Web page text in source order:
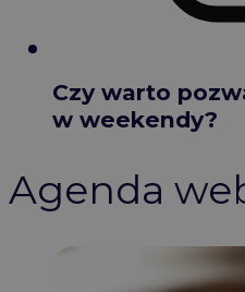
Czy warto
w weekendy?
Agenda